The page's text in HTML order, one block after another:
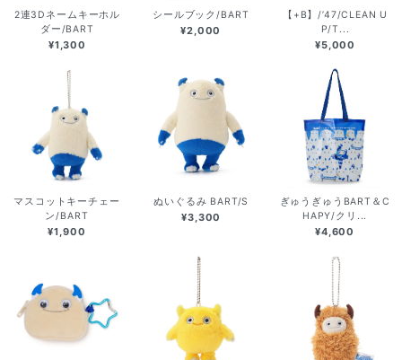
2連3Dネームキーホル
ダー/BART
¥1,300
シールブック/BART
¥2,000
【+B】/’47/CLEAN U
P/T...
¥5,000
マスコットキーチェー
ン/BART
¥1,900
ぬいぐるみ BART/S
¥3,300
ぎゅうぎゅうBART＆C
HAPY/クリ...
¥4,600